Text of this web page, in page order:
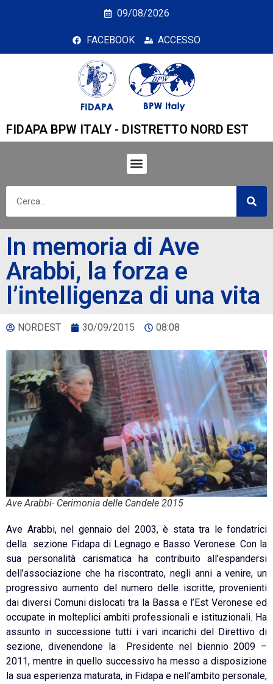
In memoria di Ave
09/08/2026
FACEBOOK ACCESSO
FIDAPA BPW ITALY - DISTRETTO NORD EST
In memoria di Ave
Arabbi, la forza e
l’intelligenza di una vita
NORDEST 30/09/2015 08:08
Ave Arabbi- Cerimonia delle Candele 2015
Ave Arabbi, nel gennaio del 2003, è stata tra le fondatrici
della sezione Fidapa di Legnago e Basso Veronese. Con la
sua personalità carismatica ha contribuito all’espandersi
dell’associazione che ha riscontrato, negli anni a venire, un
progressivo aumento del numero delle iscritte, provenienti
dai diversi Comuni dislocati tra la Bassa e l’Est Veronese ed
occupate in molteplici ambiti professionali e istituzionali. Ha
assunto in successione tutti i vari incarichi del Direttivo di
sezione, divenendone la Presidente nel biennio 2009 –
2011, mentre in quello successivo ha messo a disposizione
la sua esperienza maturata, in Fidapa e nell’ambito personale,